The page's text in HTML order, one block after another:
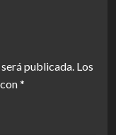
publicada. Los
*